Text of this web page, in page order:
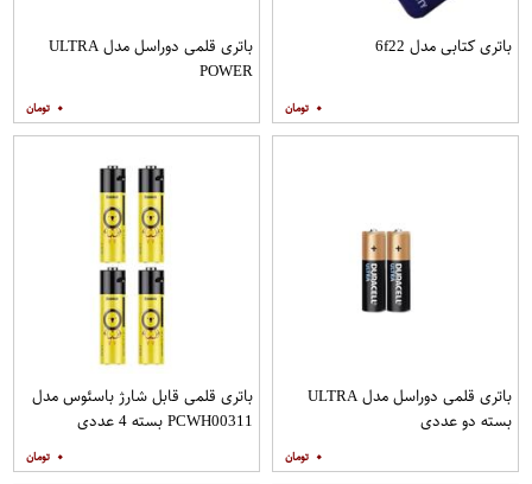
باتری کتابی مدل 6f22
۰
باتری قلمی دوراسل مدل ULTRA
POWER
۰
باتری قلمی دوراسل مدل ULTRA
بسته دو عددی
۰
باتری قلمی قابل شارژ باسئوس مدل
PCWH00311 بسته 4 عددی
۰